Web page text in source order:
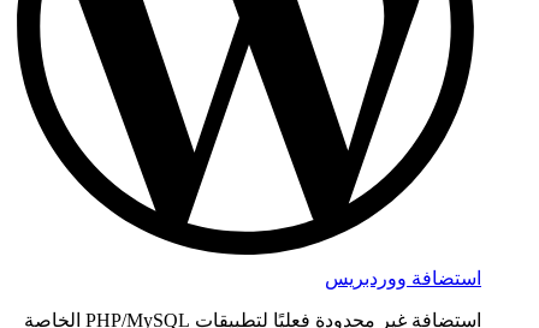
استضافة ووردبريس
استضافة غير محدودة فعليًا لتطبيقات PHP/MySQL الخاصة